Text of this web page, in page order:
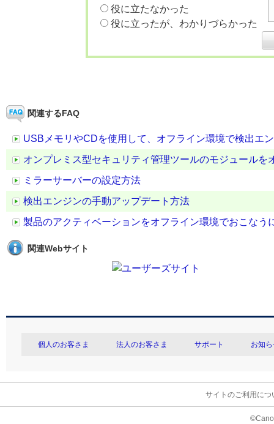
役に立たなかった
役に立ったが、わかりづらかった
関連するFAQ
USBメモリやCDを使用して、オフライン環境で検出エ
オンプレミス型セキュリティ管理ツールのモジュールを
ミラーサーバーの設定方法
検出エンジンの手動アップデート方法
製品のアクティベーションをオフライン環境でおこなう
関連Webサイト
個人のお客さま 法人のお客さま サポート お知
サイトのご利用につ